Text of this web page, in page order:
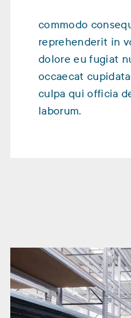
commodo
reprehenderit in
dolore eu fugiat
occaecat
culpa qui officia
laborum.